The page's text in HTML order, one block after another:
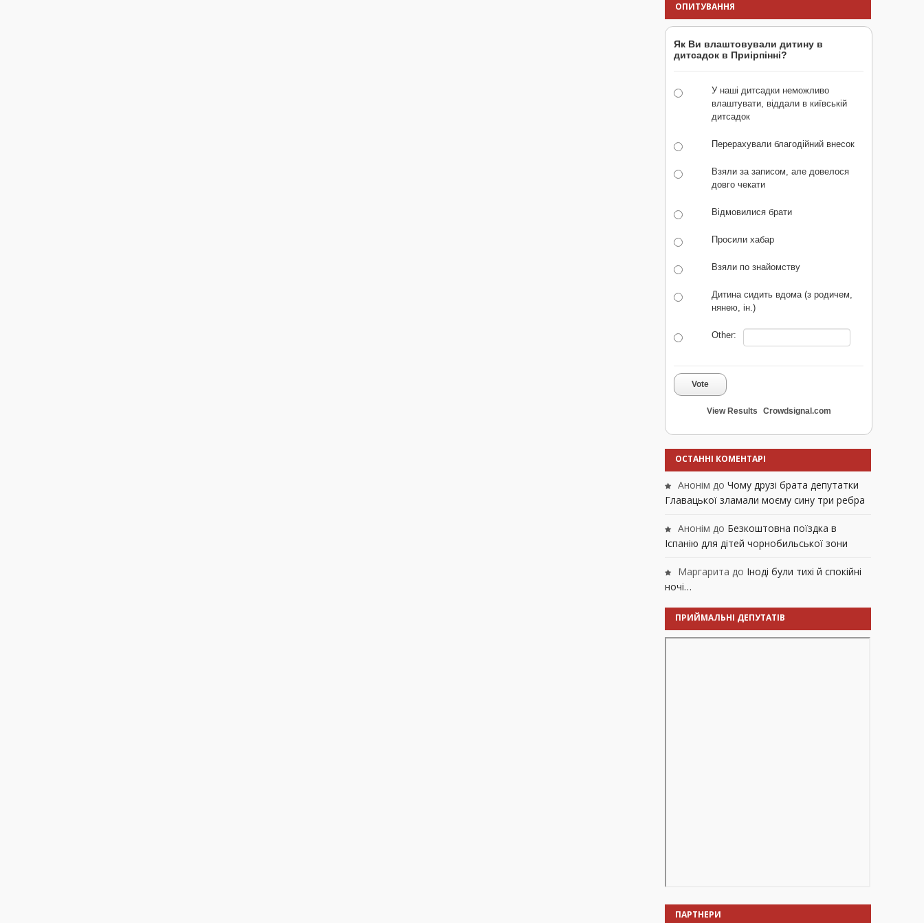
ОПИТУВАННЯ
Як Ви влаштовували дитину в
дитсадок в Приірпінні?
У наші дитсадки неможливо
влаштувати, віддали в київській
дитсадок
Перерахували благодійний внесок
Взяли за записом, але довелося
довго чекати
Відмовилися брати
Просили хабар
Взяли по знайомству
Дитина сидить вдома (з родичем,
нянею, ін.)
Other:
Vote
View Results Crowdsignal.com
ОСТАННІ КОМЕНТАРІ
Анонім до Чому друзі брата депутатки
Главацької зламали моєму сину три ребра
Анонім до Безкоштовна поїздка в
Іспанію для дітей чорнобильської зони
Маргарита до Іноді були тихі й спокійні
ночі…
ПРИЙМАЛЬНІ ДЕПУТАТІВ
ПАРТНЕРИ